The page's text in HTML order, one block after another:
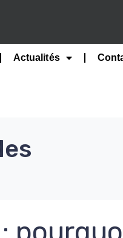
Actualités